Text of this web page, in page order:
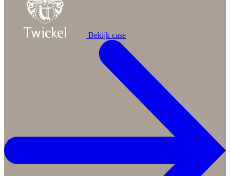
Bekijk case